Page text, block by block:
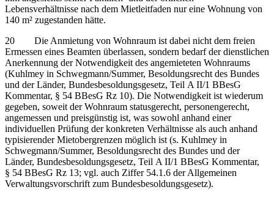
Lebensverhältnisse nach dem Mietleitfaden nur eine Wohnung von
140 m² zugestanden hätte.
20 Die Anmietung von Wohnraum ist dabei nicht dem freien
Ermessen eines Beamten überlassen, sondern bedarf der dienstlichen
Anerkennung der Notwendigkeit des angemieteten Wohnraums
(Kuhlmey in Schwegmann/Summer, Besoldungsrecht des Bundes
und der Länder, Bundesbesoldungsgesetz, Teil A II/1 BBesG
Kommentar, § 54 BBesG Rz 10). Die Notwendigkeit ist wiederum
gegeben, soweit der Wohnraum statusgerecht, personengerecht,
angemessen und preisgünstig ist, was sowohl anhand einer
individuellen Prüfung der konkreten Verhältnisse als auch anhand
typisierender Mietobergrenzen möglich ist (s. Kuhlmey in
Schwegmann/Summer, Besoldungsrecht des Bundes und der
Länder, Bundesbesoldungsgesetz, Teil A II/1 BBesG Kommentar,
§ 54 BBesG Rz 13; vgl. auch Ziffer 54.1.6 der Allgemeinen
Verwaltungsvorschrift zum Bundesbesoldungsgesetz).